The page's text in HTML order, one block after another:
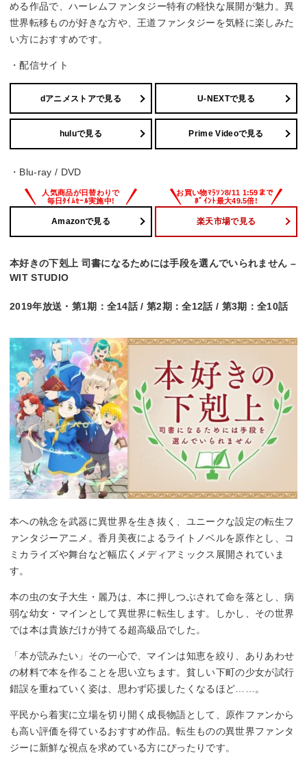
める作品で、ハーレムファンタジー特有の軽快な展開が魅力。異
世界転移ものが好きな方や、王道ファンタジーを気軽に楽しみた
い方におすすめです。
・配信サイト
dアニメストアで見る U-NEXTで見る
huluで見る Prime Videoで見る
・Blu-ray / DVD
Amazonで見る 楽天市場で見る
本好きの下剋上 司書になるためには手段を選んでいられません –
WIT STUDIO
2019年放送・第1期：全14話 / 第2期：全12話 / 第3期：全10話
本への執念を武器に異世界を生き抜く、ユニークな設定の転生フ
ァンタジーアニメ。香月美夜によるライトノベルを原作とし、コ
ミカライズや舞台など幅広くメディアミックス展開されていま
す。
本の虫の女子大生・麗乃は、本に押しつぶされて命を落とし、病
弱な幼女・マインとして異世界に転生します。しかし、その世界
では本は貴族だけが持てる超高級品でした。
「本が読みたい」その一心で、マインは知恵を絞り、ありあわせ
の材料で本を作ることを思い立ちます。貧しい下町の少女が試行
錯誤を重ねていく姿は、思わず応援したくなるほど……。
平民から着実に立場を切り開く成長物語として、原作ファンから
も高い評価を得ているおすすめ作品。転生ものの異世界ファンタ
ジーに新鮮な視点を求めている方にぴったりです。